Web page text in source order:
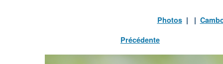
Photos| |
Précédente